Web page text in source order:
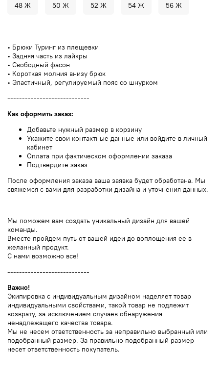
48 Ж 50 Ж 52 Ж 54 Ж 56 Ж
• Брюки Туринг из плещевки
• Задняя часть из лайкры
• Свободный фасон
• Короткая молния внизу брюк
• Эластичный, регулируемый пояс со шнурком
----------------------------
Как оформить заказ:
Добавьте нужный размер в корзину
Укажите свои контактные данные или войдите в личный
кабинет
Оплата при фактическом оформлении заказа
Подтвердите заказ
После оформления заказа ваша заявка будет обработана. Мы
свяжемся с вами для разработки дизайна и уточнения данных.
Мы поможем вам создать уникальный дизайн для вашей
команды.
Вместе пройдем путь от вашей идеи до воплощения ее в
желанный продукт.
С нами возможно все!
----------------------------
Важно!
Экипировка с индивидуальным дизайном наделяет товар
индивидуальными свойствами, такой товар не подлежит
возврату, за исключением случаев обнаружения
ненадлежащего качества товара.
Мы не несем ответственность за неправильно выбранный или
подобранный размер. За правильно подобранный размер
несет ответственность покупатель.